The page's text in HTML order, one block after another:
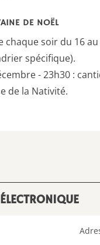
DE NOËL
chaque soir du 16
spécifique).
- 23h30 :
de la Nativité.